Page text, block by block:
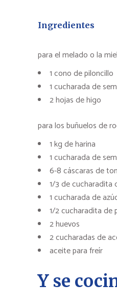
Ingredientes
para el melado o la miel
1 cono de piloncillo
1 cucharada de
2 hojas de higo
para los buñuelos de
1 kg de harina
1 cucharada de
6-8 cáscaras de
1/3 de cucharadita
1 cucharada de
1/2 cucharadita de
2 huevos
2 cucharadas de
aceite para freír
Y se